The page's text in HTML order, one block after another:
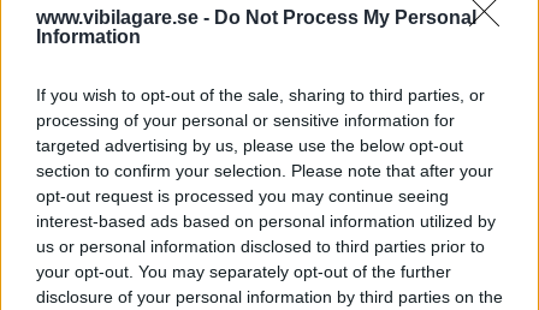
www.vibilagare.se - Do Not Process My Personal
Information
If you wish to opt-out of the sale, sharing to third parties, or
processing of your personal or sensitive information for
targeted advertising by us, please use the below opt-out
section to confirm your selection. Please note that after your
opt-out request is processed you may continue seeing
interest-based ads based on personal information utilized by
us or personal information disclosed to third parties prior to
your opt-out. You may separately opt-out of the further
disclosure of your personal information by third parties on the
Backkameran i varmt väder
1 0 0
Glidok
Uppdaterat: 2024-03-31 19:43
6 0 0